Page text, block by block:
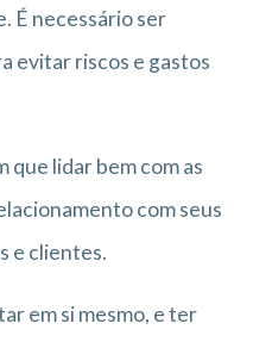
É necessário ser
evitar riscos e gastos
que lidar bem com as
com seus
e clientes.
em si mesmo, e ter